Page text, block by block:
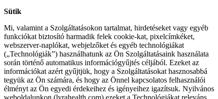
Sütik
Mi, valamint a Szolgáltatásokon tartalmat, hirdetéseket vagy egyéb
funkciókat biztosító harmadik felek cookie-kat, pixelcímkéket,
webszerver-naplókat, webjelzőket és egyéb technológiákat
(„Technológiák”) használhatunk az Ön Szolgáltatásaink használata
során történő automatikus információgyűjtés céljából. Ezeket az
információkat azért gyűjtjük, hogy a Szolgáltatásokat hasznosabbá
tegyük az Ön számára, és hogy az Önnel kapcsolatos felhasználói
élményt az Ön egyedi érdekeihez és igényeihez igazítsuk. Nyilvános